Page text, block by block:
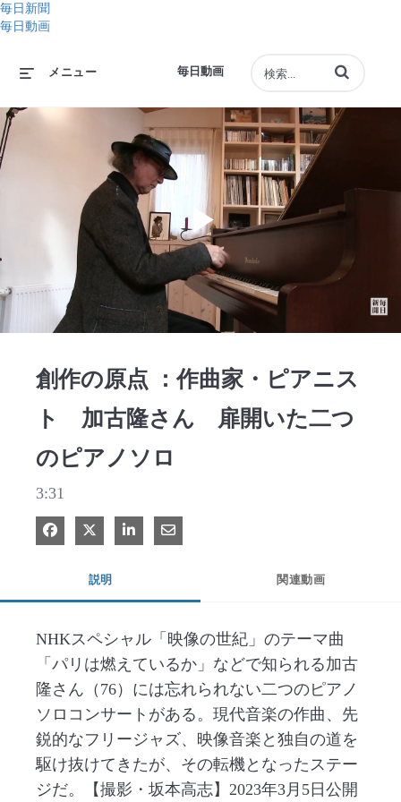
毎日新聞
毎日動画
毎日動画
メニュー 動画の検索語句
Play
創作の原点 ：作曲家・ピアニス
ト 加古隆さん 扉開いた二つ
のピアノソロ
3:31
Facebook で共有
Xで共有する
LinkedIn で共有
電子メールで共有
説明 関連動画
NHKスペシャル「映像の世紀」のテーマ曲
「パリは燃えているか」などで知られる加古
隆さん（76）には忘れられない二つのピアノ
ソロコンサートがある。現代音楽の作曲、先
鋭的なフリージャズ、映像音楽と独自の道を
駆け抜けてきたが、その転機となったステー
ジだ。【撮影・坂本高志】2023年3月5日公開